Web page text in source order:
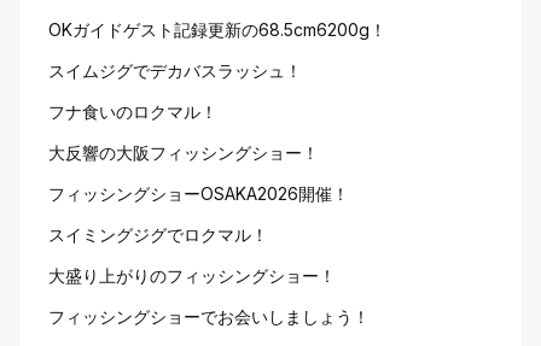
OKガイドゲスト記録更新の68.5cm6200g！
スイムジグでデカバスラッシュ！
フナ食いのロクマル！
大反響の大阪フィッシングショー！
フィッシングショーOSAKA2026開催！
スイミングジグでロクマル！
大盛り上がりのフィッシングショー！
フィッシングショーでお会いしましょう！